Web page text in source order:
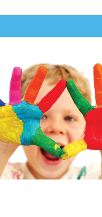
Leasing